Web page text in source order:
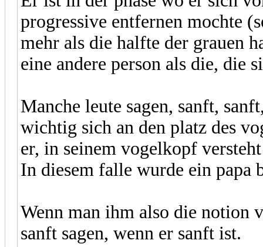
progressive entfernen mochte
mehr als die halfte der grauen
eine andere person als die, die
Manche leute sagen, sanft,
wichtig sich an den platz des
er, in seinem vogelkopf
In diesem falle wurde ein papa
Wenn man ihm also die notion
sanft sagen, wenn er sanft ist.